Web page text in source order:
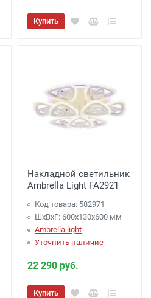
Купить
Накладной светильник
Ambrella Light FA2921
Код товара: 582971
ШхВхГ: 600x130x600 мм
Ambrella light
Уточнить наличие
22 290 руб.
Купить